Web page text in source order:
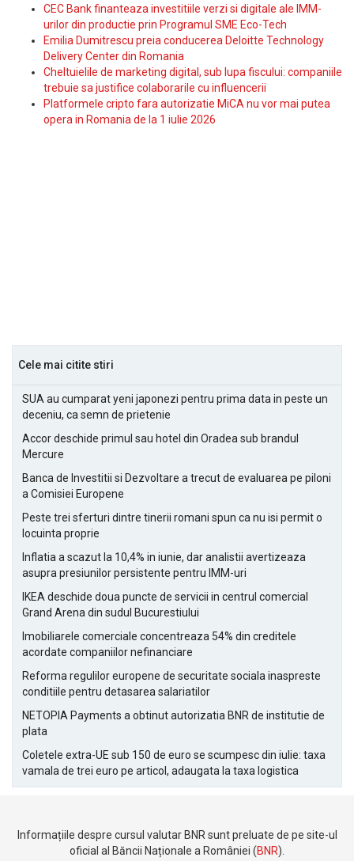
CEC Bank finanteaza investitiile verzi si digitale ale IMM-
urilor din productie prin Programul SME Eco-Tech
Emilia Dumitrescu preia conducerea Deloitte Technology
Delivery Center din Romania
Cheltuielile de marketing digital, sub lupa fiscului: companiile
trebuie sa justifice colaborarile cu influencerii
Platformele cripto fara autorizatie MiCA nu vor mai putea
opera in Romania de la 1 iulie 2026
Cele mai citite stiri
SUA au cumparat yeni japonezi pentru prima data in peste un
deceniu, ca semn de prietenie
Accor deschide primul sau hotel din Oradea sub brandul
Mercure
Banca de Investitii si Dezvoltare a trecut de evaluarea pe piloni
a Comisiei Europene
Peste trei sferturi dintre tinerii romani spun ca nu isi permit o
locuinta proprie
Inflatia a scazut la 10,4% in iunie, dar analistii avertizeaza
asupra presiunilor persistente pentru IMM-uri
IKEA deschide doua puncte de servicii in centrul comercial
Grand Arena din sudul Bucurestiului
Imobiliarele comerciale concentreaza 54% din creditele
acordate companiilor nefinanciare
Reforma regulilor europene de securitate sociala inaspreste
conditiile pentru detasarea salariatilor
NETOPIA Payments a obtinut autorizatia BNR de institutie de
plata
Coletele extra-UE sub 150 de euro se scumpesc din iulie: taxa
vamala de trei euro pe articol, adaugata la taxa logistica
Informațiile despre cursul valutar BNR sunt preluate de pe site-ul
oficial al Băncii Naționale a României (BNR).